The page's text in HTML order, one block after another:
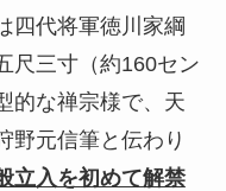
四代将軍徳川家綱
尺三寸（約160セン
的な禅宗様で、天
野元信筆と伝わり
立入を初めて解禁